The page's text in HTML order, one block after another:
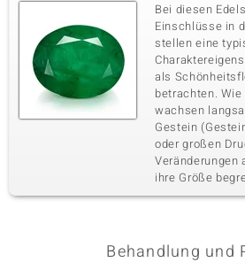
Bei diesen
Einschlüsse in
stellen eine
als
betrachten.
wachsen
Gestein
oder großen
Veränderungen
ihre Größe
Behandlung und